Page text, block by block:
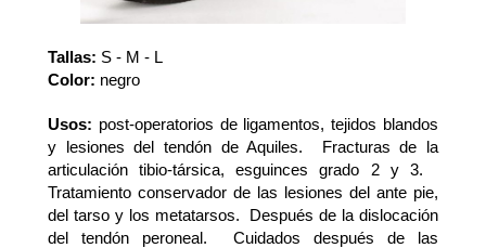
Tallas: S - M - L
Color: negro
Usos: post-operatorios de ligamentos, tejidos blandos
y lesiones del tendón de Aquiles. Fracturas de la
articulación tibio-társica, esguinces grado 2 y 3.
Tratamiento conservador de las lesiones del ante pie,
del tarso y los metatarsos. Después de la dislocación
del tendón peroneal. Cuidados después de las